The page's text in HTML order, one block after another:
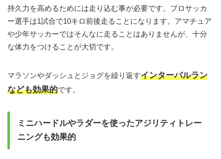
持久力を高めるためには走り込む事が必要です。プロサッカ
ー選手は1試合で10キロ前後走ることになります。アマチュア
や少年サッカーではそんなに走ることはありませんが、十分
な体力をつけることが大切です。
マラソンやダッシュとジョグを繰り返すインターバルラン
なども効果的です。
ミニハードルやラダーを使ったアジリティトレー
ニングも効果的